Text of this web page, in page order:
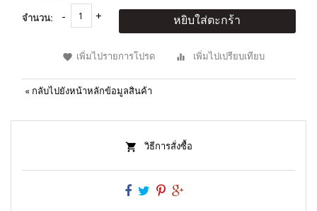
จำนวน: หยิบใส่ตะกร้า
เพิ่มไปรายการโปรด เพิ่มไปเปรียบเทียบ
« กลับไปยังหน้าหลักข้อมูลสินค้า
วิธีการสั่งซื้อ